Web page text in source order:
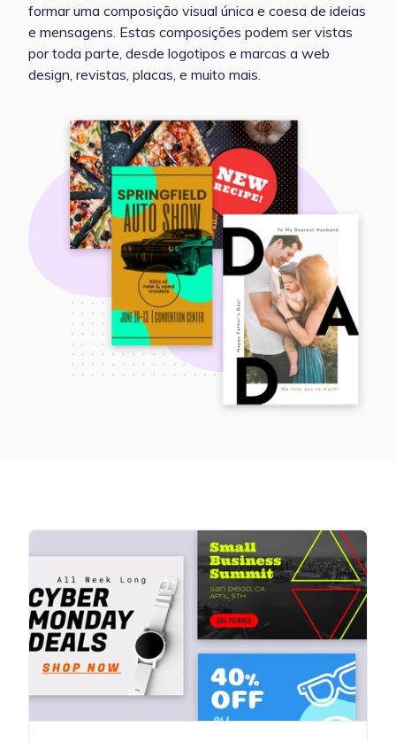
formar uma composição visual única e coesa de ideias
e mensagens. Estas composições podem ser vistas
por toda parte, desde logotipos e marcas a web
design, revistas, placas, e muito mais.